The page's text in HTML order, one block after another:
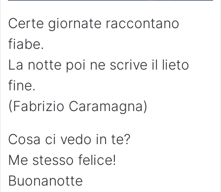
Certe giornate raccontano
fiabe.
La notte poi ne scrive il lieto
fine.
(Fabrizio Caramagna)
Cosa ci vedo in te?
Me stesso felice!
Buonanotte